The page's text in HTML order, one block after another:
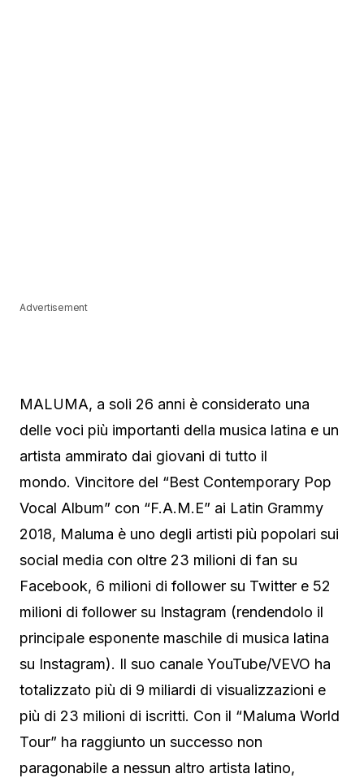
Advertisement
MALUMA, a soli 26 anni è considerato una
delle voci più importanti della musica latina e un
artista ammirato dai giovani di tutto il
mondo. Vincitore del “Best Contemporary Pop
Vocal Album” con “F.A.M.E” ai Latin Grammy
2018, Maluma è uno degli artisti più popolari sui
social media con oltre 23 milioni di fan su
Facebook, 6 milioni di follower su Twitter e 52
milioni di follower su Instagram (rendendolo il
principale esponente maschile di musica latina
su Instagram). Il suo canale YouTube/VEVO ha
totalizzato più di 9 miliardi di visualizzazioni e
più di 23 milioni di iscritti. Con il “Maluma World
Tour” ha raggiunto un successo non
paragonabile a nessun altro artista latino,